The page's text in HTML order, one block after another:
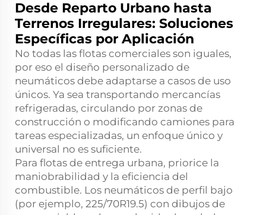
Desde Reparto Urbano hasta
Terrenos Irregulares: Soluciones
Específicas por Aplicación
No todas las flotas comerciales son iguales,
por eso el diseño personalizado de
neumáticos debe adaptarse a casos de uso
únicos. Ya sea transportando mercancías
refrigeradas, circulando por zonas de
construcción o modificando camiones para
tareas especializadas, un enfoque único y
universal no es suficiente.
Para flotas de entrega urbana, priorice la
maniobrabilidad y la eficiencia del
combustible. Los neumáticos de perfil bajo
(por ejemplo, 225/70R19.5) con dibujos de